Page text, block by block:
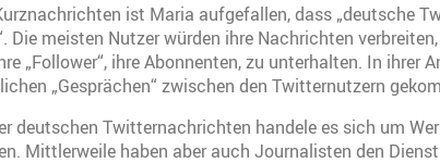
ist Maria aufgefallen, dass „deutsche
Die meisten Nutzer würden ihre Nachrichten
„Follower“, ihre Abonnenten, zu unterhalten. In ihrer
„Gesprächen“ zwischen den Twitternutzern
deutschen Twitternachrichten handele es sich um
Mittlerweile haben aber auch Journalisten den